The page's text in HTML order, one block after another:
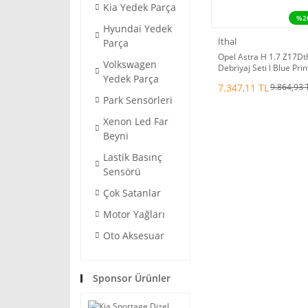
Kia Yedek Parça
Hyundai Yedek
Parça
Volkswagen
Yedek Parça
Park Sensörleri
Xenon Led Far
Beyni
Lastik Basınç
Sensörü
Çok Satanlar
Motor Yağları
Oto Aksesuar
Sponsor Ürünler
İthal
Opel Astra H 1.7
Debriyaj Seti l Blue
7.347,11 TL9.864,93